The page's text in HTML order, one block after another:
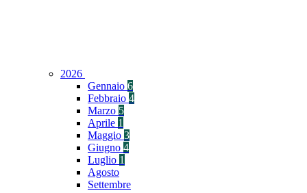
2026
Gennaio 6
Febbraio 4
Marzo 5
Aprile 1
Maggio 3
Giugno 4
Luglio 1
Agosto
Settembre